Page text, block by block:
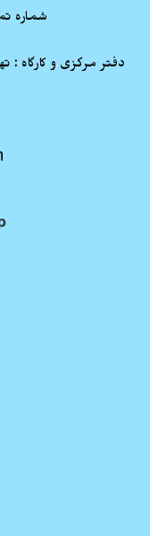
شماره
دفتر مرکزی و کارگاه : تهران